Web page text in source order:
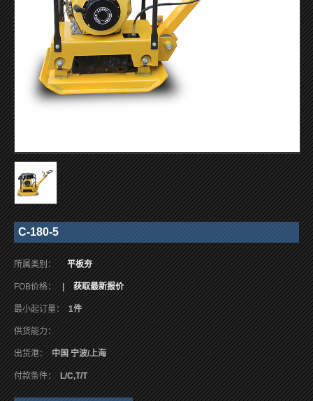
C-180-5
所属类别： 平板夯
FOB价格： | 获取最新报价
最小起订量： 1件
供货能力：
出货港： 中国 宁波/上海
付款条件： L/C,T/T
联系我们